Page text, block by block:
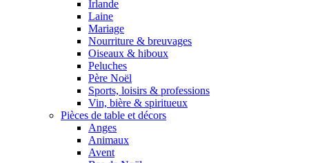
Irlande
Laine
Mariage
Nourriture & breuvages
Oiseaux & hiboux
Peluches
Père Noël
Sports, loisirs & professions
Vin, bière & spiritueux
Pièces de table et décors
Anges
Animaux
Avent